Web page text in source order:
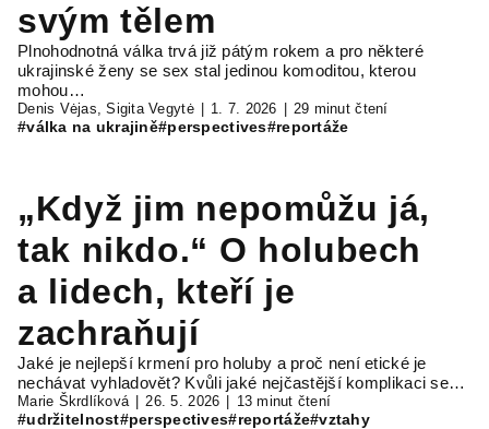
svým tělem
Plnohodnotná válka trvá již pátým rokem a pro některé
ukrajinské ženy se sex stal jedinou komoditou, kterou
mohou…
Denis Vėjas, Sigita Vegytė 1. 7. 2026 29 minut čtení
#válka na ukrajině#perspectives#reportáže
„Když jim nepomůžu já,
tak nikdo.“ O holubech
a lidech, kteří je
zachraňují
Jaké je nejlepší krmení pro holuby a proč není etické je
nechávat vyhladovět? Kvůli jaké nejčastější komplikaci se…
Marie Škrdlíková 26. 5. 2026 13 minut čtení
#udržitelnost#perspectives#reportáže#vztahy